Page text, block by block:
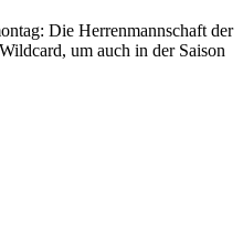
Die Herrenmannschaft der
um auch in der Saison